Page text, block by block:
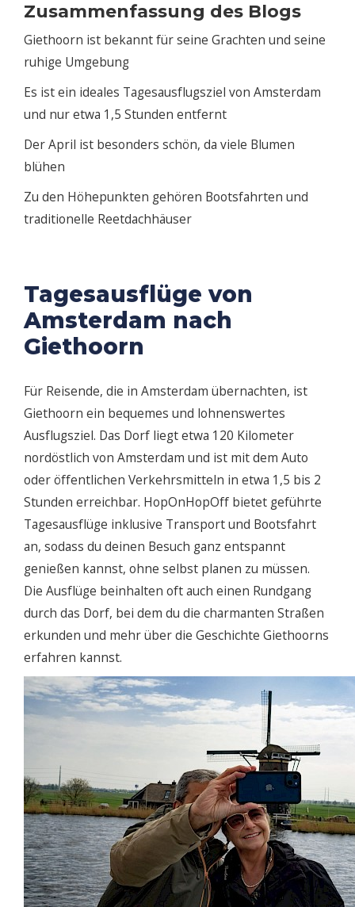
Zusammenfassung des Blogs
Giethoorn ist bekannt für seine Grachten und seine
ruhige Umgebung
Es ist ein ideales Tagesausflugsziel von Amsterdam
und nur etwa 1,5 Stunden entfernt
Der April ist besonders schön, da viele Blumen
blühen
Zu den Höhepunkten gehören Bootsfahrten und
traditionelle Reetdachhäuser
Tagesausflüge von
Amsterdam nach
Giethoorn
Für Reisende, die in Amsterdam übernachten, ist
Giethoorn ein bequemes und lohnenswertes
Ausflugsziel. Das Dorf liegt etwa 120 Kilometer
nordöstlich von Amsterdam und ist mit dem Auto
oder öffentlichen Verkehrsmitteln in etwa 1,5 bis 2
Stunden erreichbar. HopOnHopOff bietet geführte
Tagesausflüge inklusive Transport und Bootsfahrt
an, sodass du deinen Besuch ganz entspannt
genießen kannst, ohne selbst planen zu müssen.
Die Ausflüge beinhalten oft auch einen Rundgang
durch das Dorf, bei dem du die charmanten Straßen
erkunden und mehr über die Geschichte Giethoorns
erfahren kannst.